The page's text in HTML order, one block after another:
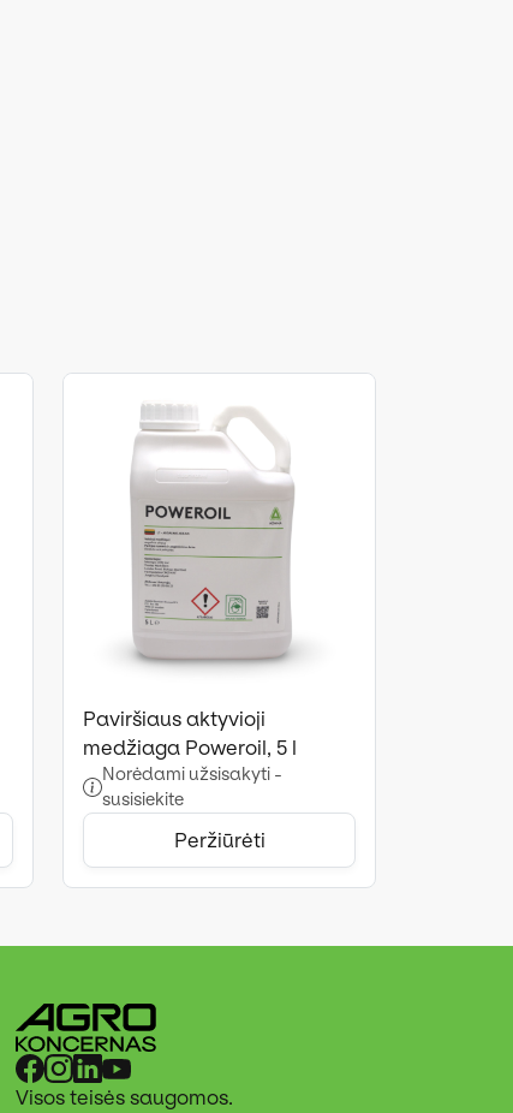
Paviršiaus aktyvioji
medžiaga Poweroil, 5 l
Norėdami užsisakyti -
susisiekite
Peržiūrėti
Visos teisės saugomos.